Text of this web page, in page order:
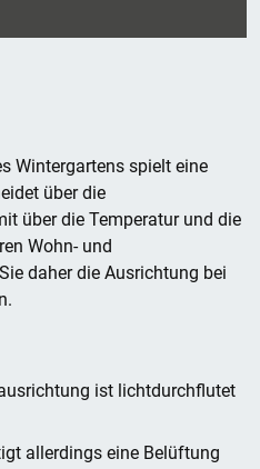
Wintergartens spielt eine
über die
über die Temperatur und die
Wohn- und
daher die Ausrichtung bei
ist lichtdurchflutet
allerdings eine Belüftung